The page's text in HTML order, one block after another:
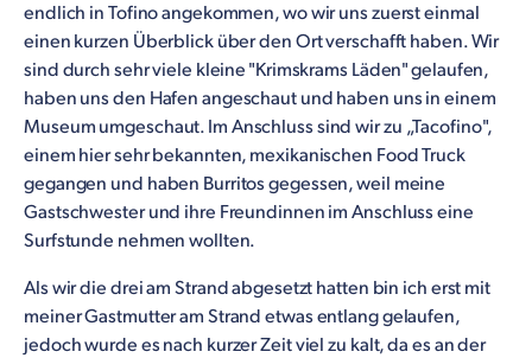
endlich in Tofino angekommen, wo wir uns zuerst einmal
einen kurzen Überblick über den Ort verschafft haben. Wir
sind durch sehr viele kleine "Krimskrams Läden" gelaufen,
haben uns den Hafen angeschaut und haben uns in einem
Museum umgeschaut. Im Anschluss sind wir zu „Tacofino",
einem hier sehr bekannten, mexikanischen Food Truck
gegangen und haben Burritos gegessen, weil meine
Gastschwester und ihre Freundinnen im Anschluss eine
Surfstunde nehmen wollten.
Als wir die drei am Strand abgesetzt hatten bin ich erst mit
meiner Gastmutter am Strand etwas entlang gelaufen,
jedoch wurde es nach kurzer Zeit viel zu kalt, da es an der